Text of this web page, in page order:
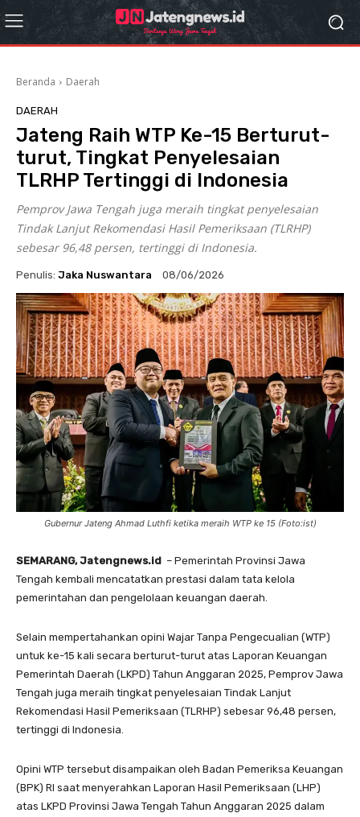
Beranda Daerah
DAERAH
Jateng Raih WTP Ke-15 Berturut-
turut, Tingkat Penyelesaian
TLRHP Tertinggi di Indonesia
Pemprov Jawa Tengah juga meraih tingkat penyelesaian
Tindak Lanjut Rekomendasi Hasil Pemeriksaan (TLRHP)
sebesar 96,48 persen, tertinggi di Indonesia.
Penulis: Jaka Nuswantara 08/06/2026
Gubernur Jateng Ahmad Luthfi ketika meraih WTP ke 15 (Foto:ist)
SEMARANG, Jatengnews.id – Pemerintah Provinsi Jawa
Tengah kembali mencatatkan prestasi dalam tata kelola
pemerintahan dan pengelolaan keuangan daerah.
Selain mempertahankan opini Wajar Tanpa Pengecualian (WTP)
untuk ke-15 kali secara berturut-turut atas Laporan Keuangan
Pemerintah Daerah (LKPD) Tahun Anggaran 2025, Pemprov Jawa
Tengah juga meraih tingkat penyelesaian Tindak Lanjut
Rekomendasi Hasil Pemeriksaan (TLRHP) sebesar 96,48 persen,
tertinggi di Indonesia.
Opini WTP tersebut disampaikan oleh Badan Pemeriksa Keuangan
(BPK) RI saat menyerahkan Laporan Hasil Pemeriksaan (LHP)
atas LKPD Provinsi Jawa Tengah Tahun Anggaran 2025 dalam